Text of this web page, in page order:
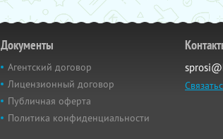
Документы
Агентский договор
Лицензионный договор
Публичная оферта
Политика конфиденциальности